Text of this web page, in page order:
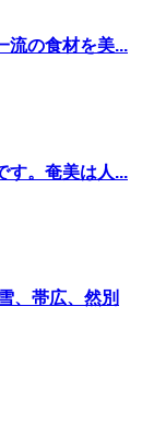
流の食材を美...
す。奄美は人...
、帯広、然別